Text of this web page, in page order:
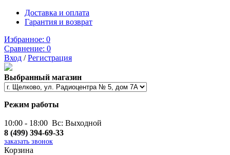
Доставка и оплата
Гарантия и возврат
Избранное: 0
Сравнение: 0
Вход /Регистрация
Выбранный магазин
Режим работы
10:00 - 18:00 Вс: Выходной
8 (499) 394-69-33
заказать звонок
Корзина